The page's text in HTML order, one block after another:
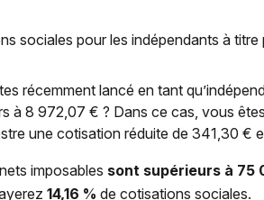
sociales pour les indépendants à
récemment lancé en tant
à 8 972,07 € ? Dans ce cas, vous
une cotisation réduite de 341,30 €
imposables sont supérieurs à 75
14,16 % de cotisations sociales.